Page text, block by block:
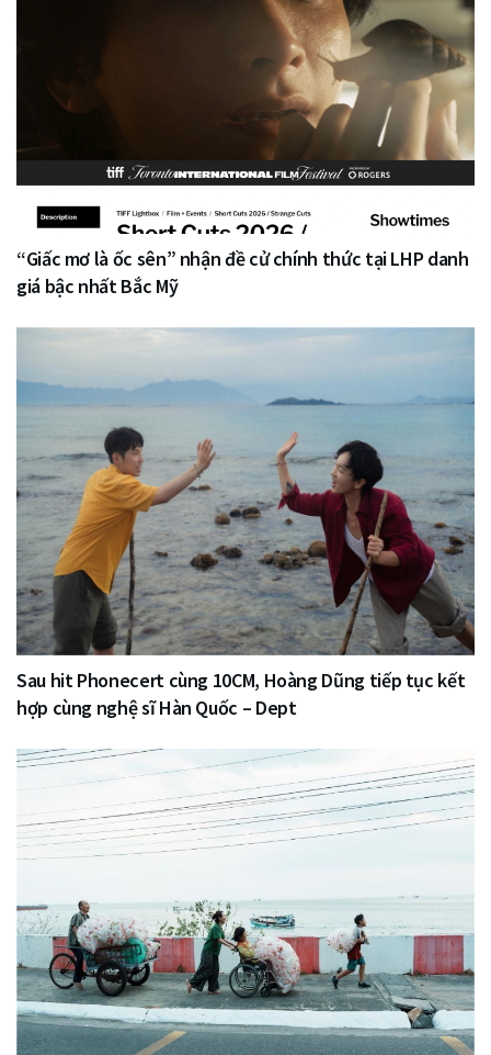
“Giấc mơ là ốc sên” nhận đề cử chính thức tại LHP danh
giá bậc nhất Bắc Mỹ
Sau hit Phonecert cùng 10CM, Hoàng Dũng tiếp tục kết
hợp cùng nghệ sĩ Hàn Quốc – Dept